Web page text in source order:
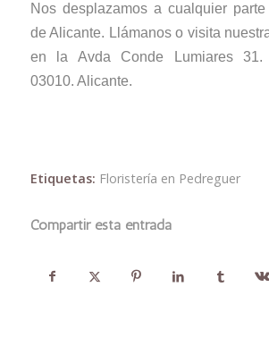
Nos desplazamos a cualquier
de Alicante. Llámanos o visita
en la Avda Conde Lumiares 31.
03010. Alicante.
Etiquetas: Floristería en Pedreguer
Compartir esta entrada